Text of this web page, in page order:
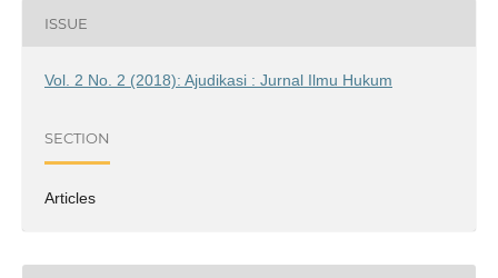
ISSUE
Vol. 2 No. 2 (2018): Ajudikasi : Jurnal Ilmu Hukum
SECTION
Articles